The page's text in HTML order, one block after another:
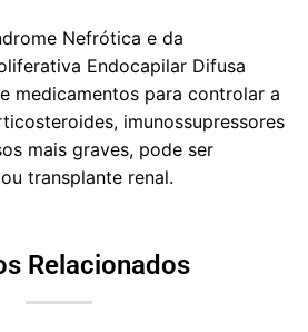
Nefrótica e da
Endocapilar Difusa
medicamentos para controlar a
imunossupressores
mais graves, pode ser
transplante renal.
Relacionados